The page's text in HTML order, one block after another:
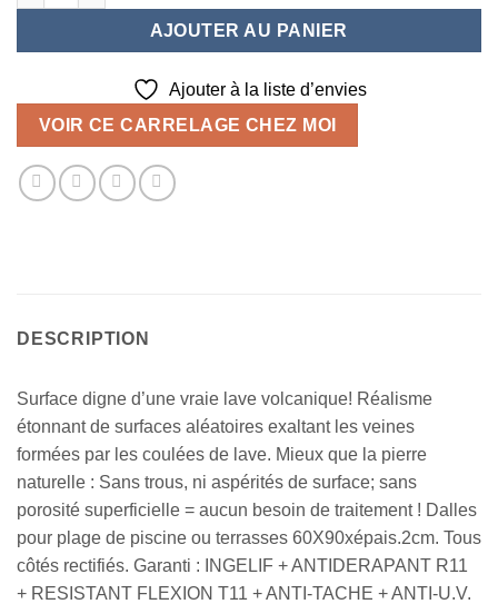
AJOUTER AU PANIER
Ajouter à la liste d’envies
VOIR CE CARRELAGE CHEZ MOI
DESCRIPTION
Surface digne d’une vraie lave volcanique! Réalisme
étonnant de surfaces aléatoires exaltant les veines
formées par les coulées de lave. Mieux que la pierre
naturelle : Sans trous, ni aspérités de surface; sans
porosité superficielle = aucun besoin de traitement ! Dalles
pour plage de piscine ou terrasses 60X90xépais.2cm. Tous
côtés rectifiés. Garanti : INGELIF + ANTIDERAPANT R11
+ RESISTANT FLEXION T11 + ANTI-TACHE + ANTI-U.V.